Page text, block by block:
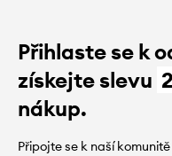
Přihlaste se k
získejte slevu
nákup.
Připojte se k naší